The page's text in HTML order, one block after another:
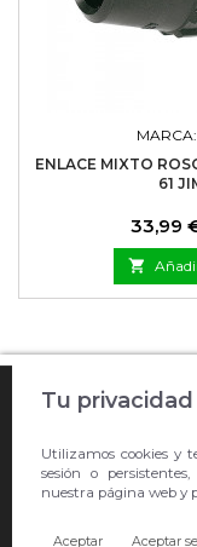
Tu
Utilizamos cookies y
sesión o
nuestra página web y
Aceptar Aceptar
MARCA:
ENLACE MIXTO
61
Precio
33,99

COMPRA ONLINE
EMPRESA